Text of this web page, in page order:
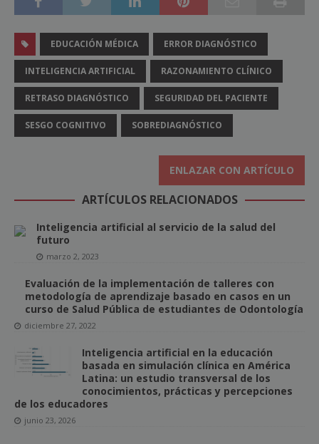
EDUCACIÓN MÉDICA ERROR DIAGNÓSTICO
INTELIGENCIA ARTIFICIAL RAZONAMIENTO CLÍNICO
RETRASO DIAGNÓSTICO SEGURIDAD DEL PACIENTE
SESGO COGNITIVO SOBREDIAGNÓSTICO
ENLAZAR CON ARTÍCULO
ARTÍCULOS RELACIONADOS
Inteligencia artificial al servicio de la salud del
futuro
marzo 2, 2023
Evaluación de la implementación de talleres con
metodología de aprendizaje basado en casos en un
curso de Salud Pública de estudiantes de Odontología
diciembre 27, 2022
Inteligencia artificial en la educación
basada en simulación clínica en América
Latina: un estudio transversal de los
conocimientos, prácticas y percepciones
de los educadores
junio 23, 2026